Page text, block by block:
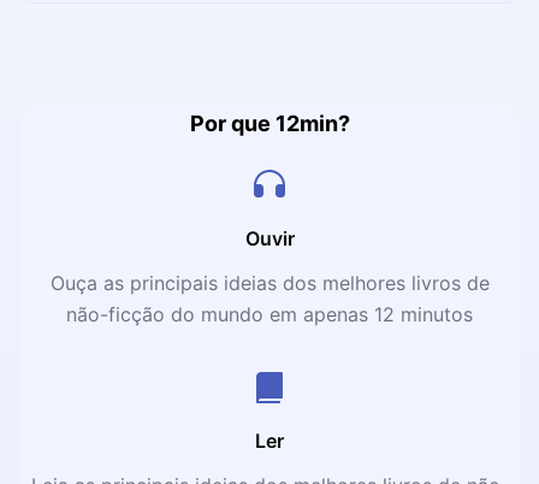
Por que 12min?
Ouvir
Ouça as principais ideias dos melhores livros de
não-ficção do mundo em apenas 12 minutos
Ler